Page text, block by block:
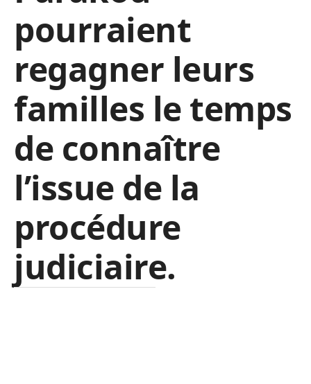
pourraient
regagner leurs
familles le temps
de connaître
l’issue de la
procédure
judiciaire.